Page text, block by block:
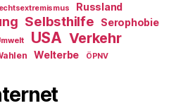
Russland
Selbsthilfe Serophobie
USA Verkehr
Welterbe ÖPNV